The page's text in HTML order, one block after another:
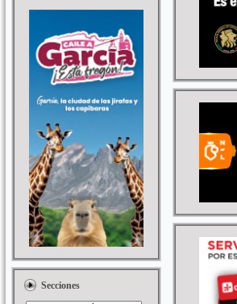
Secciones